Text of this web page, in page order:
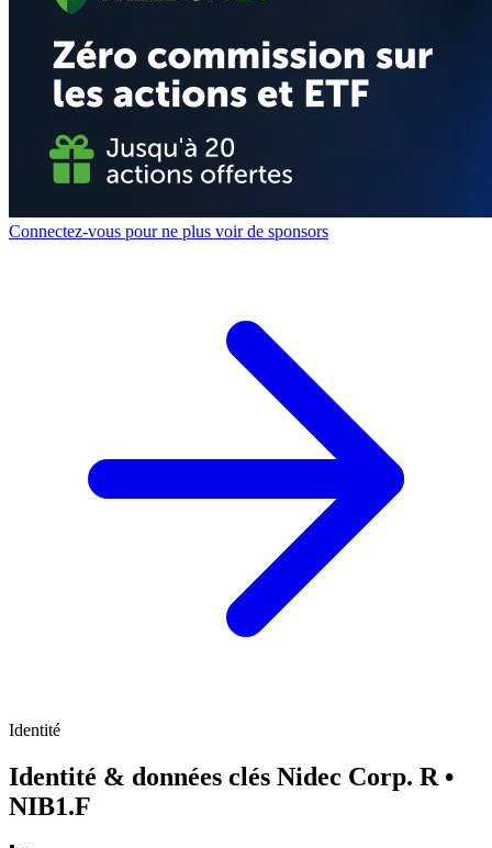
Connectez-vous pour ne plus voir de sponsors
Identité
Identité & données clés Nidec Corp. R •
NIB1.F